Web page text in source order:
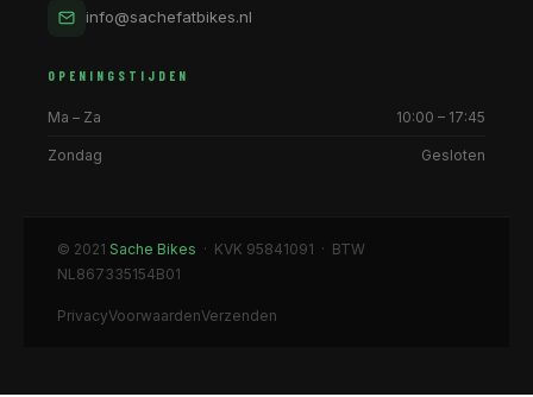
info@sachefatbikes.nl
OPENINGSTIJDEN
Ma – Za 10:00 – 17:45
Zondag Gesloten
© 2021 Sache Bikes · KVK 95841091 · BTW
NL867335154B01
PrivacyVoorwaardenVerzenden